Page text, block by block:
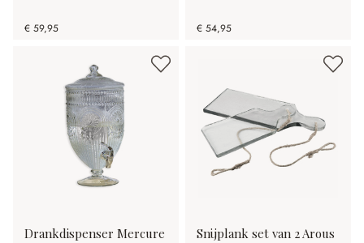
€ 59,95 € 54,95
Drankdispenser Mercure Snijplank set van 2 Arous